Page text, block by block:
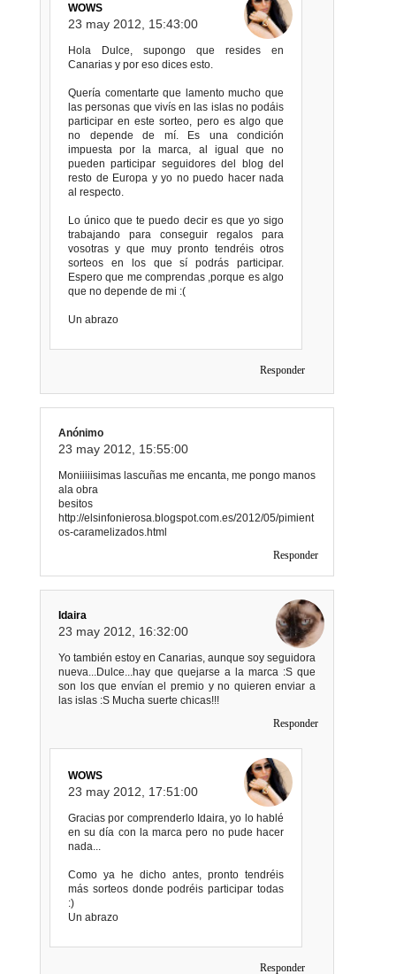
WOWS
23 may 2012, 15:43:00
Hola Dulce, supongo que resides en
Canarias y por eso dices esto.
Quería comentarte que lamento mucho que
las personas que vivís en las islas no podáis
participar en este sorteo, pero es algo que
no depende de mí. Es una condición
impuesta por la marca, al igual que no
pueden participar seguidores del blog del
resto de Europa y yo no puedo hacer nada
al respecto.
Lo único que te puedo decir es que yo sigo
trabajando para conseguir regalos para
vosotras y que muy pronto tendréis otros
sorteos en los que sí podrás participar.
Espero que me comprendas ,porque es algo
que no depende de mi :(
Un abrazo
Responder
Anónimo
23 may 2012, 15:55:00
Moniiiiisimas lascuñas me encanta, me pongo manos
ala obra
besitos
http://elsinfonierosa.blogspot.com.es/2012/05/pimient
os-caramelizados.html
Responder
Idaira
23 may 2012, 16:32:00
Yo también estoy en Canarias, aunque soy seguidora
nueva...Dulce...hay que quejarse a la marca :S que
son los que envían el premio y no quieren enviar a
las islas :S Mucha suerte chicas!!!
Responder
WOWS
23 may 2012, 17:51:00
Gracias por comprenderlo Idaira, yo lo hablé
en su día con la marca pero no pude hacer
nada...
Como ya he dicho antes, pronto tendréis
más sorteos donde podréis participar todas
:)
Un abrazo
Responder